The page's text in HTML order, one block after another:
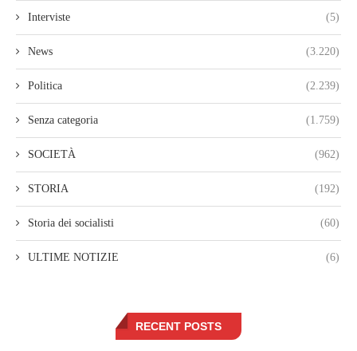
Interviste (5)
News (3.220)
Politica (2.239)
Senza categoria (1.759)
SOCIETÀ (962)
STORIA (192)
Storia dei socialisti (60)
ULTIME NOTIZIE (6)
RECENT POSTS